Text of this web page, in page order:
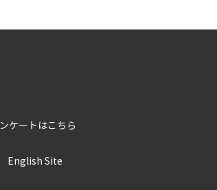
ケートはこちら
English Site